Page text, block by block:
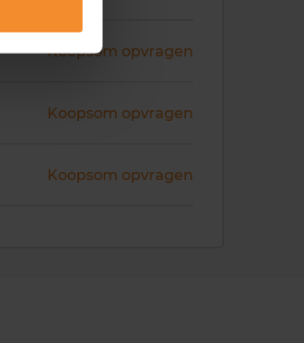
Koopsom opvragen
Koopsom opvragen
Koopsom opvragen